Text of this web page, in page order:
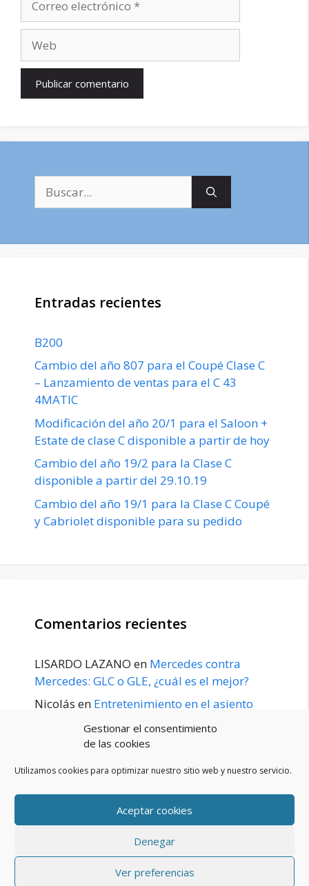
Gestionar el consentimiento
de las cookies
Utilizamos cookies para optimizar nuestro sitio web y nuestro servicio.
Aceptar cookies
Denegar
Ver preferencias
electrónico
Entradas recientes
B200
Cambio del año 807 para el Coupé Clase C
– Lanzamiento de ventas para el C 43
4MATIC
Modificación del año 20/1 para el Saloon +
Estate de clase C disponible a partir de hoy
Cambio del año 19/2 para la Clase C
disponible a partir del 29.10.19
Cambio del año 19/1 para la Clase C Coupé
y Cabriolet disponible para su pedido
Comentarios recientes
LISARDO LAZANO en Mercedes contra
Mercedes: GLC o GLE, ¿cuál es el mejor?
Nicolás en Entretenimiento en el asiento
trasero para el GLE / GLS disponible a
principios de 2020
POLÍTICA DE PRIVACIDAD
Política de cookies (UE)
© 2026 Blog De Mercedes-Benz En Español